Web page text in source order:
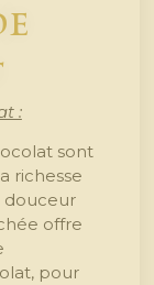
:
sont
richesse
douceur
offre
pour